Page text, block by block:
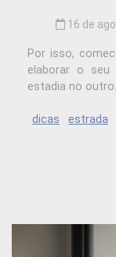
16 de
Por isso,
elaborar o seu
estadia no
dicas estrada